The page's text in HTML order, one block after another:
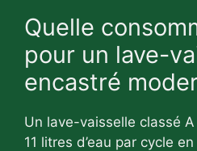
Quelle
pour un lave-
encastré
Un lave-vaisselle classé
11 litres d’eau par cycle